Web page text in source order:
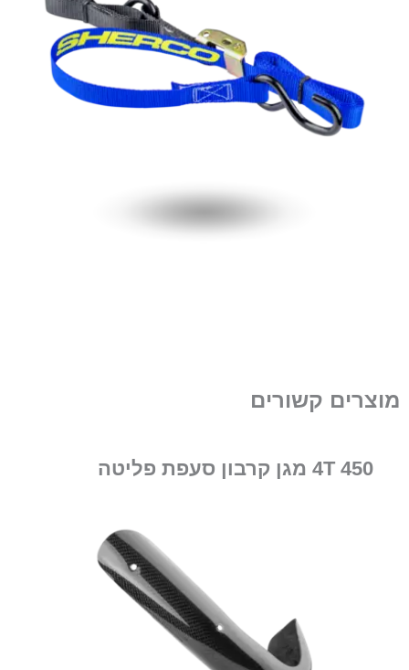
מוצרים קשורים
450 4T מגן קרבון סעפת פליטה